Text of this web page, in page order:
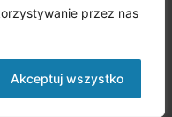
przez nas
Akceptuj wszystko